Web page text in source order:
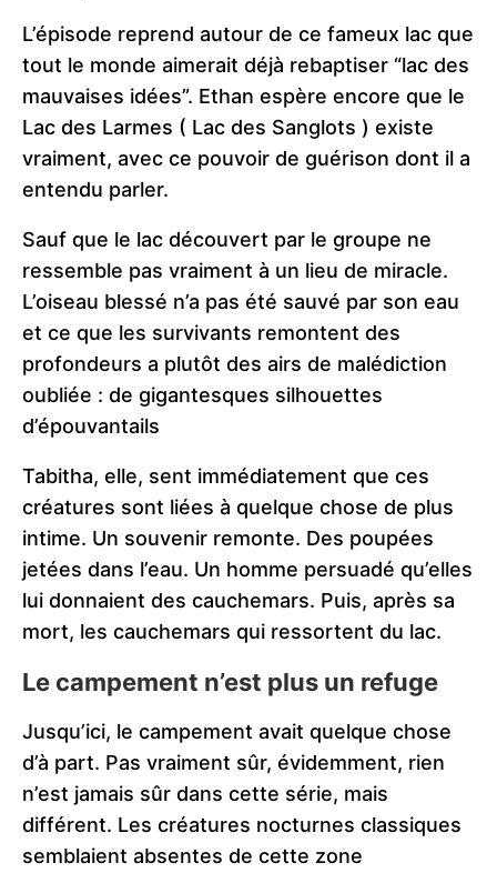
L’épisode reprend autour de ce fameux lac que
tout le monde aimerait déjà rebaptiser “lac des
mauvaises idées”. Ethan espère encore que le
Lac des Larmes ( Lac des Sanglots ) existe
vraiment, avec ce pouvoir de guérison dont il a
entendu parler.
Sauf que le lac découvert par le groupe ne
ressemble pas vraiment à un lieu de miracle.
L’oiseau blessé n’a pas été sauvé par son eau
et ce que les survivants remontent des
profondeurs a plutôt des airs de malédiction
oubliée : de gigantesques silhouettes
d’épouvantails
Tabitha, elle, sent immédiatement que ces
créatures sont liées à quelque chose de plus
intime. Un souvenir remonte. Des poupées
jetées dans l’eau. Un homme persuadé qu’elles
lui donnaient des cauchemars. Puis, après sa
mort, les cauchemars qui ressortent du lac.
Le campement n’est plus un refuge
Jusqu’ici, le campement avait quelque chose
d’à part. Pas vraiment sûr, évidemment, rien
n’est jamais sûr dans cette série, mais
différent. Les créatures nocturnes classiques
semblaient absentes de cette zone